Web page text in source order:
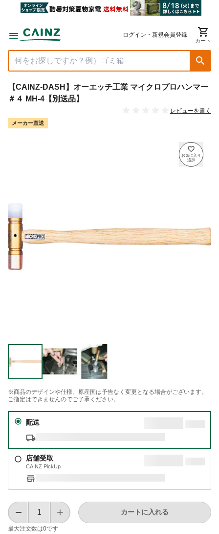
ログイン・新規会員登録
カート
【CAINZ-DASH】オーエッチ工業 マイクロプロハンマー
＃４ MH-4【別送品】
レビューを書く
メーカー直送
※商品のデザインや仕様、原産国は予告なく変更となる場合がございます。
ご指定はできませんのでご了承ください。
配送
店舗受取
CAINZ PickUp
最大注文数は0です
カートに入れる